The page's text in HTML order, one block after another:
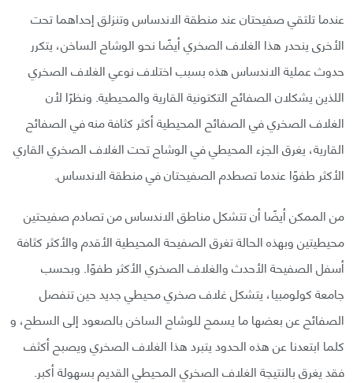
عندما تلتقي صفيحتان عند منطقة الاندساس وتنزلق إحداهما تحت
الأخرى ينحدر هذا الغلاف الصخري أيضًا نحو الوشاح الساخن، يتكرر
حدوث عملية الاندساس هذه بسبب اختلاف نوعي الغلاف الصخري
اللذين يشكلان الصفائح التكتونية القارية والمحيطية. ونظرًا لأن
الغلاف الصخري في الصفائح المحيطية أكثر كثافة منه في الصفائح
القارية، يغرق الجزء المحيطي في الوشاح تحت الغلاف الصخري القاري
الأكثر طفوًا عندما تصطدم الصفيحتان في منطقة الاندساس.
من الممكن أيضًا أن تتشكل مناطق الاندساس من تصادم صفيحتين
محيطيتين وبهذه الحالة تغرق الصفيحة المحيطية الأقدم والأكثر كثافة
أسفل الصفيحة الأحدث والغلاف الصخري الأكثر طفوًا. وبحسب
جامعة كولومبيا، يتشكل غلاف صخري محيطي جديد حين تنفصل
الصفائح عن بعضها ما يسمح للوشاح الساخن بالصعود إلى السطح، و
كلما ابتعدنا عن هذه الحدود يتبرد هذا الغلاف الصخري ويصبح أكثف
فقد يغرق بالنتيجة الغلاف الصخري المحيطي القديم بسهولة أكبر.